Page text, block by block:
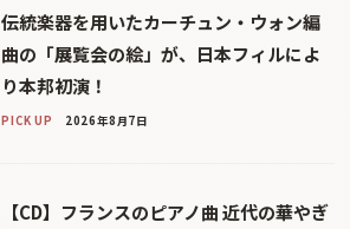
伝統楽器を用いたカーチュン・ウォン編
曲の「展覧会の絵」が、日本フィルによ
り本邦初演！
PICK UP 2026年8月7日
【CD】フランスのピアノ曲 近代の華やぎ